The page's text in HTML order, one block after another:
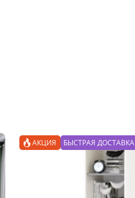
АКЦИЯ БЫСТРАЯ ДОСТАВКА